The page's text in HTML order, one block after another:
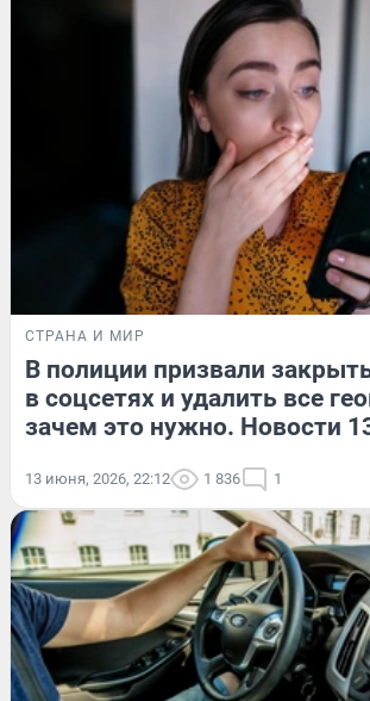
СТРАНА И МИР
В полиции призвали
в соцсетях и удалить все
зачем это нужно. Новости
13 июня, 2026, 22:12 1 836 1